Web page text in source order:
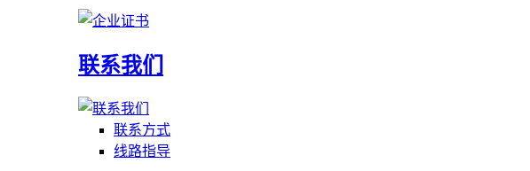
联系我们
联系方式
线路指导